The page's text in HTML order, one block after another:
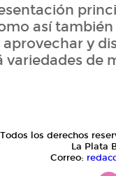
así
y
de
los derechos
La Plata
Correo: